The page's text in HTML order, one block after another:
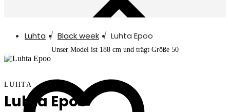
Luhta Black week Luhta Epoo
Unser Model ist 188 cm und trägt Größe 50
LUHTA
Luhta Epoo